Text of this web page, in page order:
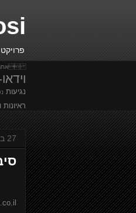
אתה נמצא כאן  כתבות
נגיעות
ראיונות
27 בדצמבר 2009